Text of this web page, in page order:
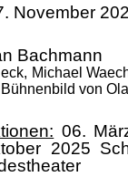
November
Bachmann
Michael
Bühnenbild von
06.
2025